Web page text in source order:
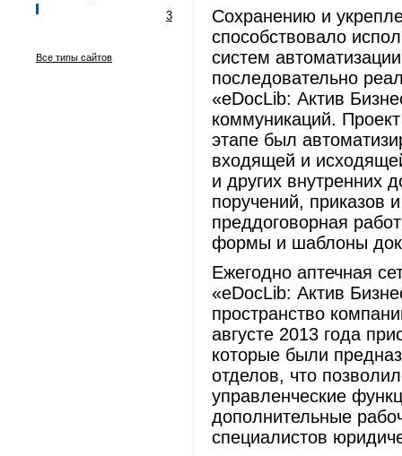
3
Все типы сайтов
Сохранению и
способствовало
систем
последовательно
«eDocLib: Актив
коммуникаций.
этапе был
входящей и
и других внутренних
поручений, приказов
преддоговорная
формы и шаблоны
Ежегодно аптечная
«eDocLib: Актив
пространство
августе 2013 года
которые были
отделов, что
управленческие
дополнительные
специалистов